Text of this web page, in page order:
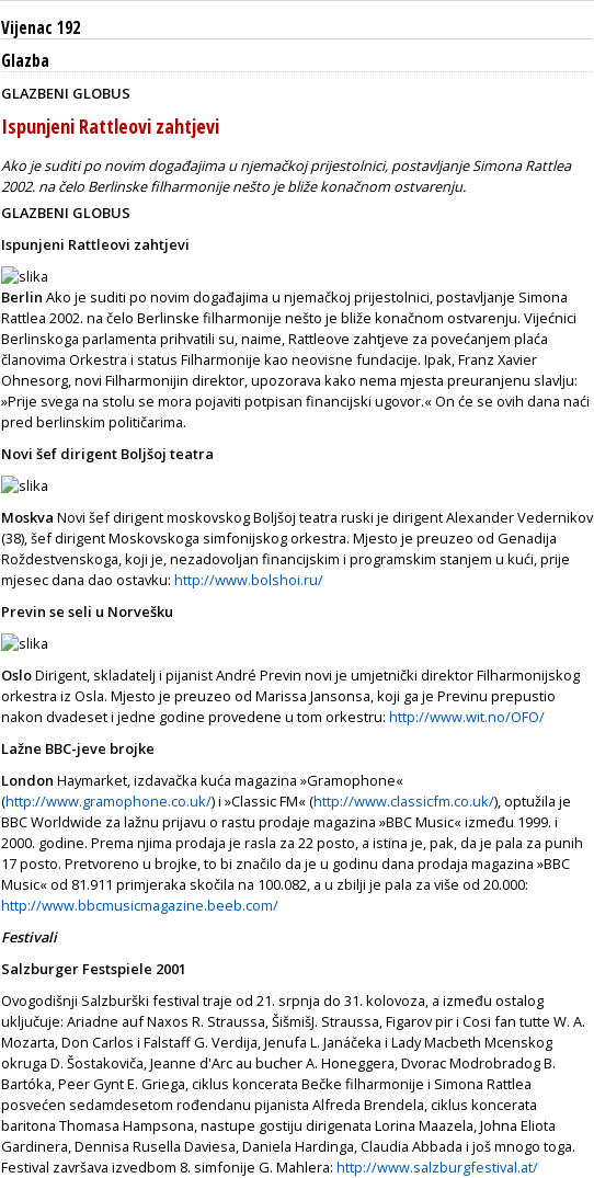
Vijenac 192
Glazba
GLAZBENI GLOBUS
Ispunjeni Rattleovi zahtjevi
Ako je suditi po novim događajima u njemačkoj prijestolnici, postavljanje Simona Rattlea
2002. na čelo Berlinske filharmonije nešto je bliže konačnom ostvarenju.
GLAZBENI GLOBUS
Ispunjeni Rattleovi zahtjevi
Berlin Ako je suditi po novim događajima u njemačkoj prijestolnici, postavljanje Simona
Rattlea 2002. na čelo Berlinske filharmonije nešto je bliže konačnom ostvarenju. Vijećnici
Berlinskoga parlamenta prihvatili su, naime, Rattleove zahtjeve za povećanjem plaća
članovima Orkestra i status Filharmonije kao neovisne fundacije. Ipak, Franz Xavier
Ohnesorg, novi Filharmonijin direktor, upozorava kako nema mjesta preuranjenu slavlju:
»Prije svega na stolu se mora pojaviti potpisan financijski ugovor.« On će se ovih dana naći
pred berlinskim političarima.
Novi šef dirigent Boljšoj teatra
Moskva Novi šef dirigent moskovskog Boljšoj teatra ruski je dirigent Alexander Vedernikov
(38), šef dirigent Moskovskoga simfonijskog orkestra. Mjesto je preuzeo od Genadija
Roždestvenskoga, koji je, nezadovoljan financijskim i programskim stanjem u kući, prije
mjesec dana dao ostavku: http://www.bolshoi.ru/
Previn se seli u Norvešku
OsloDirigent, skladatelj i pijanist André Previn novi je umjetnički direktor Filharmonijskog
orkestra iz Osla. Mjesto je preuzeo od Marissa Jansonsa, koji ga je Previnu prepustio
nakon dvadeset i jedne godine provedene u tom orkestru: http://www.wit.no/OFO/
Lažne BBC-jeve brojke
London Haymarket, izdavačka kuća magazina »Gramophone«
(http://www.gramophone.co.uk/) i »Classic FM« (http://www.classicfm.co.uk/), optužila je
BBC Worldwide za lažnu prijavu o rastu prodaje magazina »BBC Music« između 1999. i
2000. godine. Prema njima prodaja je rasla za 22 posto, a istina je, pak, da je pala za punih
17 posto. Pretvoreno u brojke, to bi značilo da je u godinu dana prodaja magazina »BBC
Music« od 81.911 primjeraka skočila na 100.082, a u zbilji je pala za više od 20.000:
http://www.bbcmusicmagazine.beeb.com/
Festivali
Salzburger Festspiele 2001
Ovogodišnji Salzburški festival traje od 21. srpnja do 31. kolovoza, a između ostalog
uključuje: Ariadne auf Naxos R. Straussa, ŠišmišJ. Straussa, Figarov pir i Cosi fan tutte W. A.
Mozarta, Don Carlos i Falstaff G. Verdija, Jenufa L. Janáčeka i Lady Macbeth Mcenskog
okruga D. Šostakoviča, Jeanne d'Arc au bucher A. Honeggera, Dvorac Modrobradog B.
Bartóka, Peer Gynt E. Griega, ciklus koncerata Bečke filharmonije i Simona Rattlea
posvećen sedamdesetom rođendanu pijanista Alfreda Brendela, ciklus koncerata
baritona Thomasa Hampsona, nastupe gostiju dirigenata Lorina Maazela, Johna Eliota
Gardinera, Dennisa Rusella Daviesa, Daniela Hardinga, Claudia Abbada i još mnogo toga.
Festival završava izvedbom 8. simfonije G. Mahlera: http://www.salzburgfestival.at/